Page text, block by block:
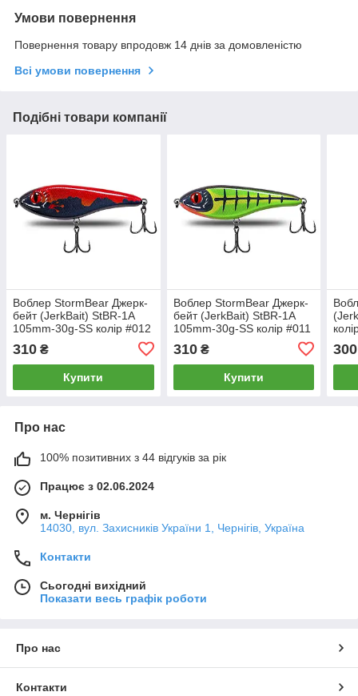
Умови повернення
Повернення товару впродовж 14 днів за домовленістю
Всі умови повернення
Подібні товари компанії
Воблер StormBear Джерк-
бейт (JerkBait) StBR-1A
105mm-30g-SS колір #012
310 ₴
Купити
Воблер StormBear Джерк-
бейт (JerkBait) StBR-1A
105mm-30g-SS колір #011
310₴
Купити
300
Про нас
100% позитивних з 44 відгуків за рік
Працює з 02.06.2024
м. Чернігів
14030, вул. Захисників України 1, Чернігів, Україна
Контакти
Сьогодні вихідний
Показати весь графік роботи
Про нас
Контакти